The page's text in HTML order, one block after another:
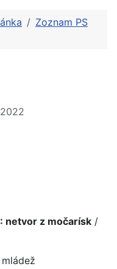
Zoznam PS
netvor z močarísk /